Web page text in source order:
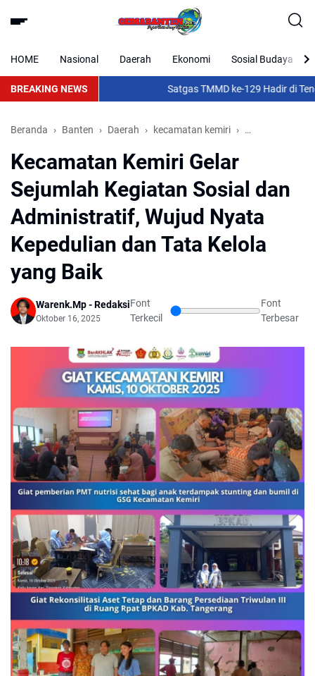
HOME Nasional Daerah Ekonomi Sosial Budaya
BREAKING NEWS Satgas TMMD ke-129 Hadir di Tengah
Beranda Banten Daerah kecamatan kemiri Kecamatan
Kecamatan Kemiri Gelar
Sejumlah Kegiatan Sosial dan
Administratif, Wujud Nyata
Kepedulian dan Tata Kelola
yang Baik
Warenk.Mp - Redaksi
Oktober 16, 2025
Font
Terkecil
Font
Terbesar